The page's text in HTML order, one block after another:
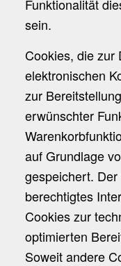
Funktionalität
sein.
Cookies, die zur
elektronischen
zur
erwünschter
auf Grundlage
gespeichert.
berechtigtes
Cookies zur
optimierten
Soweit andere